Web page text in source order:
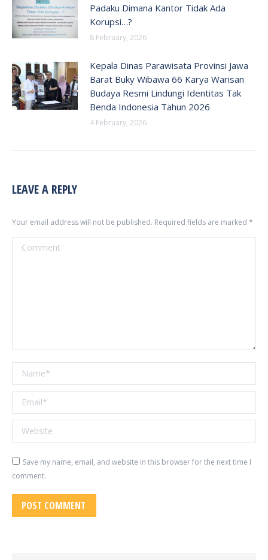
Padaku Dimana Kantor Tidak Ada
Korupsi…?
8 February, 2026
Kepala Dinas Parawisata Provinsi Jawa
Barat Buky Wibawa 66 Karya Warisan
Budaya Resmi Lindungi Identitas Tak
Benda Indonesia Tahun 2026
4 February, 2026
LEAVE A REPLY
Your email address will not be published. Required fields are marked *
Comment
Name *
Email *
Website
Save my name, email, and website in this browser for the next time I
comment.
POST COMMENT